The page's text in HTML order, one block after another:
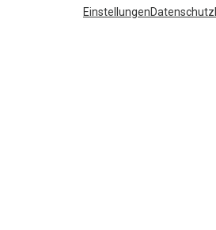
EinstellungenDatenschutz